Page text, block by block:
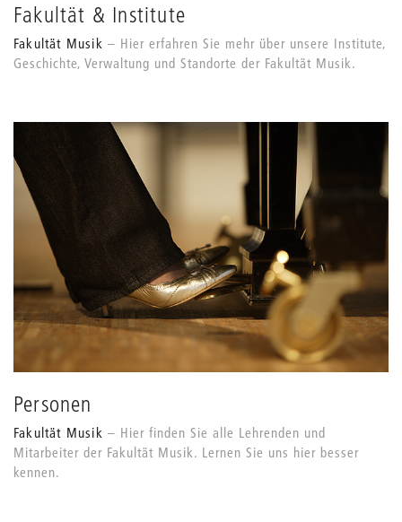
Fakultät & Institute
Fakultät Musik
Hier erfahren Sie mehr über unsere Institute,
Geschichte, Verwaltung und Standorte der Fakultät Musik.
Personen
Fakultät Musik
Hier finden Sie alle Lehrenden und
Mitarbeiter der Fakultät Musik. Lernen Sie uns hier besser
kennen.